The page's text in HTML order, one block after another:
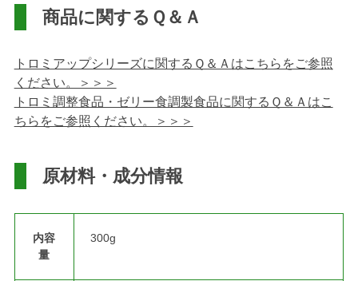
商品に関するＱ＆Ａ
トロミアップシリーズに関するＱ＆Ａはこちらをご参照
ください。＞＞＞
トロミ調整食品・ゼリー食調製食品に関するＱ＆Ａはこ
ちらをご参照ください。＞＞＞
原材料・成分情報
内容
量
300g